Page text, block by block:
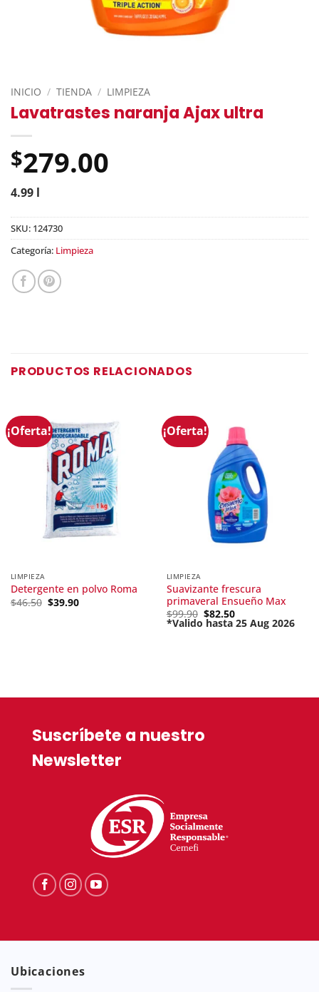
INICIO / TIENDA / LIMPIEZA
Lavatrastes naranja Ajax ultra
$279.00
4.99 l
SKU: 124730
Categoría: Limpieza
PRODUCTOS RELACIONADOS
¡Oferta!
LIMPIEZA
Detergente en polvo Roma
$46.50 Original
price
$39.90Current
price
¡Oferta!
LIMPIEZA
Suavizante frescura
primaveral Ensueño Max
$99.90 Original
price
was:
$82.50
*Valido hasta 25 Aug 2026
Current
Suscríbete a nuestro
Newsletter
Ubicaciones